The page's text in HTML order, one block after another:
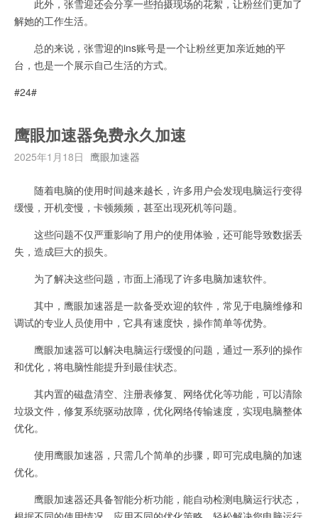
此外，张雪迎还会分享一些拍摄现场的花絮，让粉丝们更加了
解她的工作生活。
总的来说，张雪迎的ins账号是一个让粉丝更加亲近她的平
台，也是一个展示自己生活的方式。
#24#
鹰眼加速器免费永久加速
2025年1月18日 鹰眼加速器
随着电脑的使用时间越来越长，许多用户会发现电脑运行变得
缓慢，开机变慢，卡顿频频，甚至出现死机等问题。
这些问题不仅严重影响了用户的使用体验，还可能导致数据丢
失，造成巨大的损失。
为了解决这些问题，市面上涌现了许多电脑加速软件。
其中，鹰眼加速器是一款备受欢迎的软件，常见于电脑维修和
调试的专业人员使用中，它具有速度快，操作简单等优势。
鹰眼加速器可以解决电脑运行缓慢的问题，通过一系列的操作
和优化，将电脑性能提升到最佳状态。
其内置的磁盘清空、注册表修复、网络优化等功能，可以清除
垃圾文件，修复系统驱动故障，优化网络传输速度，实现电脑整体
优化。
使用鹰眼加速器，只需几个简单的步骤，即可完成电脑的加速
优化。
鹰眼加速器还具备智能分析功能，能自动检测电脑运行状态，